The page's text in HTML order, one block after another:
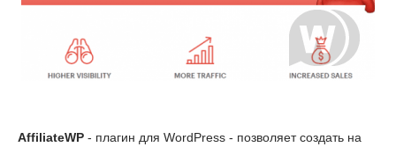
AffiliateWP - плагин для WordPress - позволяет создать на